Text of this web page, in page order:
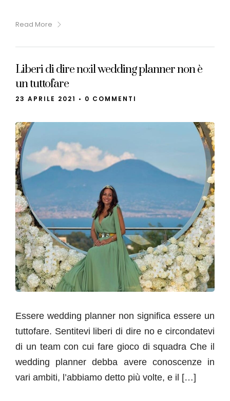
Read More
Liberi di dire no:il wedding planner non è
un tuttofare
23 APRILE 2021 • 0 COMMENTI
Essere wedding planner non significa essere un
tuttofare. Sentitevi liberi di dire no e circondatevi
di un team con cui fare gioco di squadra Che il
wedding planner debba avere conoscenze in
vari ambiti, l’abbiamo detto più volte, e il […]